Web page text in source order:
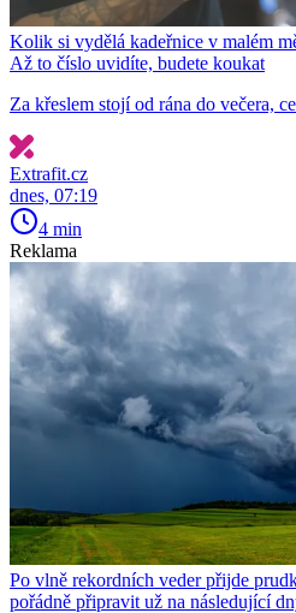
Kolik si vydělá kadeřnice v malém
Až to číslo uvidíte, budete koukat
Za křeslem stojí od rána do večera,
Extrafit.cz
dnes, 07:19
4 min
Reklama
Po vlně rekordních veder přijde
pořádně připravit už na následující